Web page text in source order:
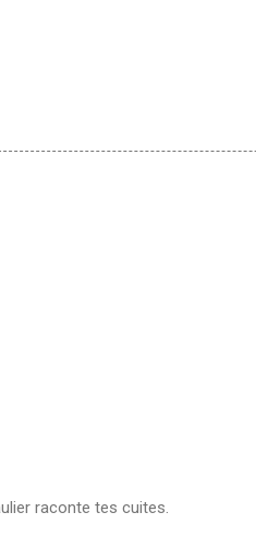
raconte tes cuites.